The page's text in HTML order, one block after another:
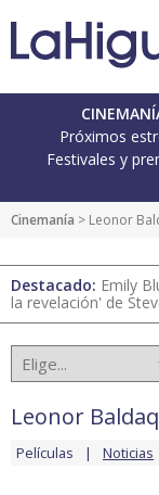
Próximos
Festivales y
Cinemanía > Leonor
Destacado: Emily
la revelación' de
Leonor
Películas Noticias